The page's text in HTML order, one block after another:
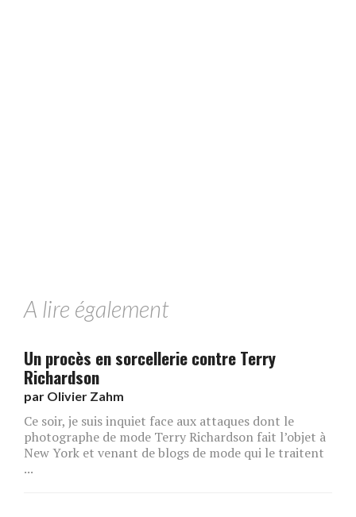
A lire également
Un procès en sorcellerie contre Terry
Richardson
par Olivier Zahm
Ce soir, je suis inquiet face aux attaques dont le
photographe de mode Terry Richardson fait l’objet à
New York et venant de blogs de mode qui le traitent
...